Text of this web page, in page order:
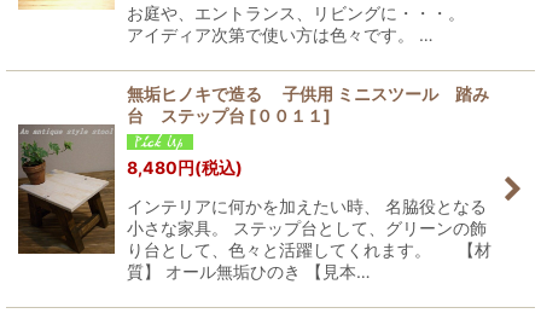
お庭や、エントランス、リビングに・・・。
アイディア次第で使い方は色々です。 …
無垢ヒノキで造る 子供用 ミニスツール 踏み
台 ステップ台 [００１１]
8,480円(税込)
インテリアに何かを加えたい時、 名脇役となる
小さな家具。 ステップ台として、グリーンの飾
り台として、色々と活躍してくれます。 【材
質】 オール無垢ひのき 【見本…